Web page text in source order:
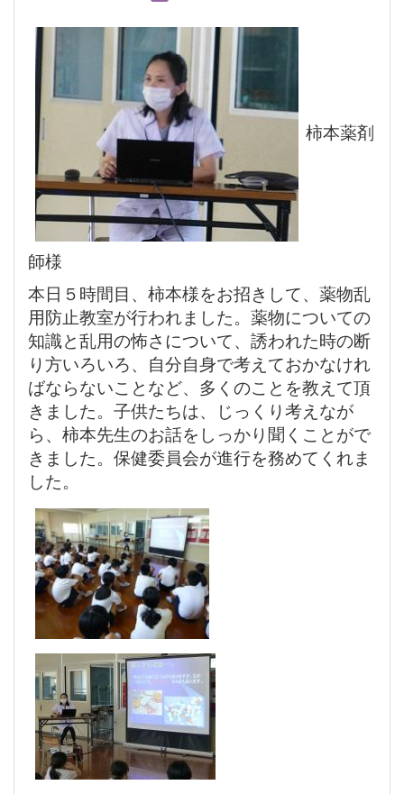
柿本薬剤
師様
本日５時間目、柿本様をお招きして、薬物乱
用防止教室が行われました。薬物についての
知識と乱用の怖さについて、誘われた時の断
り方いろいろ、自分自身で考えておかなけれ
ばならないことなど、多くのことを教えて頂
きました。子供たちは、じっくり考えなが
ら、柿本先生のお話をしっかり聞くことがで
きました。保健委員会が進行を務めてくれま
した。